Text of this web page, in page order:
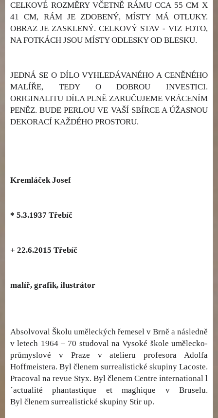
CELKOVÉ ROZMĚRY VČETNĚ RÁMU CCA 55 CM X
41 CM, RÁM JE ZDOBENÝ, MÍSTY MÁ OTLUKY.
OBRAZ JE ZASKLENÝ. CELKOVÝ STAV - VIZ FOTO,
NA FOTKÁCH JSOU MÍSTY ODLESKY OD BLESKU.
JEDNÁ SE O DÍLO VYHLEDÁVANÉHO A CENĚNÉHO
MALÍŘE, TEDY O DOBROU INVESTICI.
ORIGINALITU DÍLA PLNĚ ZARUČUJEME VRÁCENÍM
PENĚZ. BUDE PERLOU VE VAŠÍ SBÍRCE A ÚŽASNOU
DEKORACÍ KAŽDÉHO PROSTORU.
Kremláček Josef
* 5.3.1937 Třebíč
+ 22.6.2015 Třebíč
malíř, grafik, ilustrátor
Absolvoval Školu uměleckých řemesel v Brně a následně
v letech 1964 – 70 studoval na Vysoké škole umělecko-
průmyslové v Praze v atelieru profesora Adolfa
Hoffmeistera. Byl členem surrealistické skupiny Lacoste.
Pracoval na revue Styx. Byl členem Centre international l
´actualité phantastique et maghique v Bruselu.
Byl členem surrealistické skupiny Stir up.